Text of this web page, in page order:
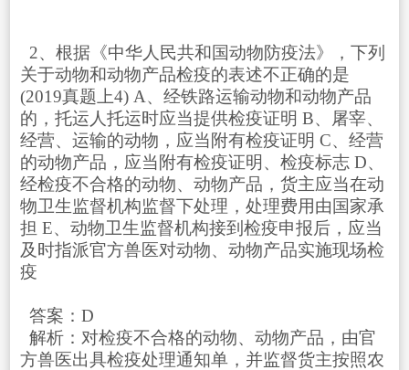
2、根据《中华人民共和国动物防疫法》，下列
关于动物和动物产品检疫的表述不正确的是
(2019真题上4) A、经铁路运输动物和动物产品
的，托运人托运时应当提供检疫证明 B、屠宰、
经营、运输的动物，应当附有检疫证明 C、经营
的动物产品，应当附有检疫证明、检疫标志 D、
经检疫不合格的动物、动物产品，货主应当在动
物卫生监督机构监督下处理，处理费用由国家承
担 E、动物卫生监督机构接到检疫申报后，应当
及时指派官方兽医对动物、动物产品实施现场检
疫
答案：D
解析：对检疫不合格的动物、动物产品，由官
方兽医出具检疫处理通知单，并监督货主按照农